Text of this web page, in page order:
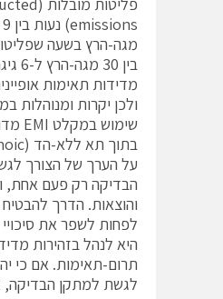
מגה-הרץ בשעה
בין 30 מגה-הרץ ל-6 גיגה-הרץ.
מדידות תאימות
ולכן יקרות ומנוהלות
על הערך של הצורך
הבדיקה רק פעם אחת,
והוצאות. הדרך להבטיח
לפחות לשפר את
היא לנהל בזהירות
תרום-תאימות. אם כי
לגשת למתקן הבדיקה,